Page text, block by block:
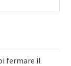
fermare il